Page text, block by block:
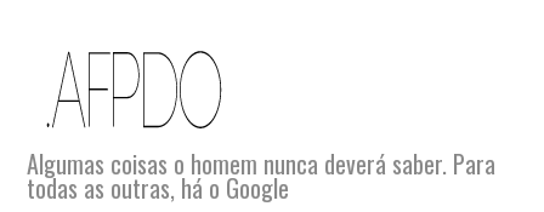
Algumas coisas o homem nunca deverá saber. Para
todas as outras, há o Google